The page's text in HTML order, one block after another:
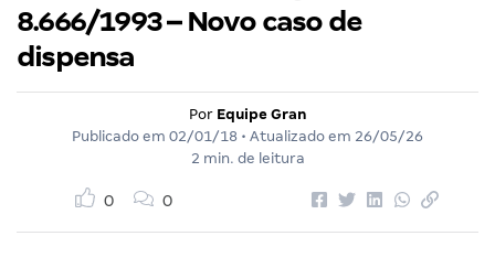
8.666/1993 – Novo caso de
dispensa
Por Equipe Gran
Publicado em 02/01/18 • Atualizado em 26/05/26
2 min. de leitura
0 0